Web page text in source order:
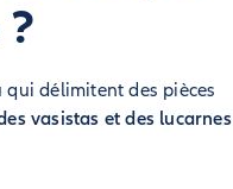
qui délimitent des pièces
vasistas et des lucarnes